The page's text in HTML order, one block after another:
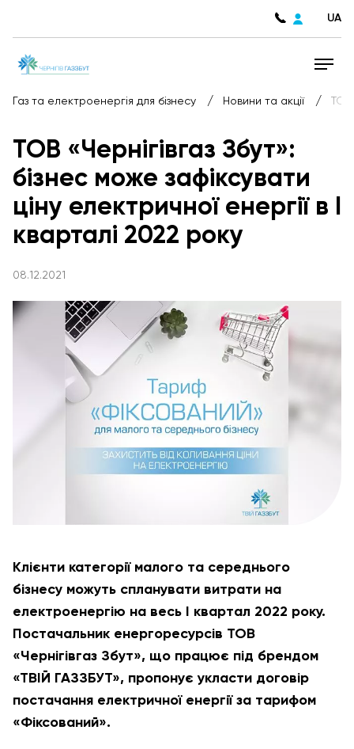
UA
Газ та електроенергія для бізнесу / Новини та акції /
ТОВ «Чернігівгаз Збут»:
бізнес може зафіксувати
ціну електричної енергії в І
кварталі 2022 року
08.12.2021
Клієнти категорії малого та середнього
бізнесу можуть спланувати витрати на
електроенергію на весь І квартал 2022 року.
Постачальник енергоресурсів ТОВ
«Чернігівгаз Збут», що працює під брендом
«ТВІЙ ГАЗЗБУТ», пропонує укласти договір
постачання електричної енергії за тарифом
«Фіксований».